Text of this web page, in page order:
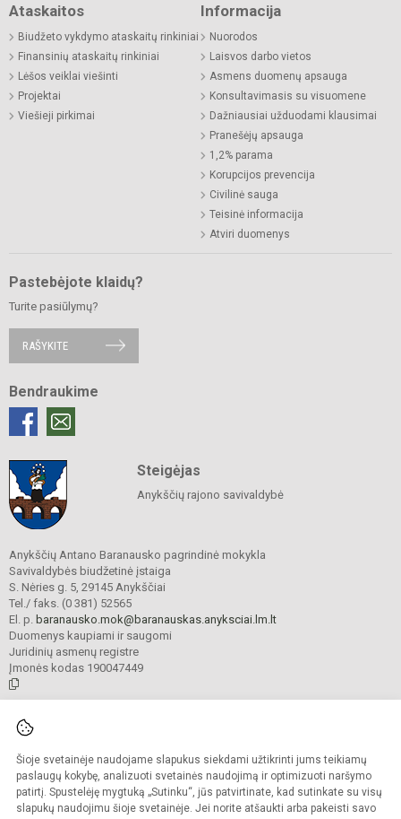
Šioje svetainėje naudojame slapukus siekdami užtikrinti jums teikiamų
paslaugų kokybę, analizuoti svetainės naudojimą ir optimizuoti naršymo
patirtį. Spustelėję mygtuką „Sutinku“, jūs patvirtinate, kad sutinkate su visų
slapukų naudojimu šioje svetainėje. Jei norite atšaukti arba pakeisti savo
Ataskaitos
Biudžeto vykdymo ataskaitų rinkiniai
Finansinių ataskaitų rinkiniai
Lėšos veiklai viešinti
Projektai
Viešieji pirkimai
Informacija
Nuorodos
Laisvos darbo vietos
Asmens duomenų apsauga
Konsultavimasis su visuomene
Dažniausiai užduodami klausimai
Pranešėjų apsauga
1,2% parama
Korupcijos prevencija
Civilinė sauga
Teisinė informacija
Atviri duomenys
Pastebėjote klaidų?
Turite pasiūlymų?
RAŠYKITE
Bendraukime
Steigėjas
Anykščių rajono savivaldybė
Anykščių Antano Baranausko pagrindinė mokykla
Savivaldybės biudžetinė įstaiga
S. Nėries g. 5, 29145 Anykščiai
Tel./ faks. (0 381) 52565
El. p. baranausko.mok@baranauskas.anyksciai.lm.lt
Duomenys kaupiami ir saugomi
Juridinių asmenų registre
Įmonės kodas 190047449
Kopijuoti turinį be raštiško mokyklos administracijos sutikimo griežtai
draudžiama.
Prieinamumo paraiška Slapukų valdymas